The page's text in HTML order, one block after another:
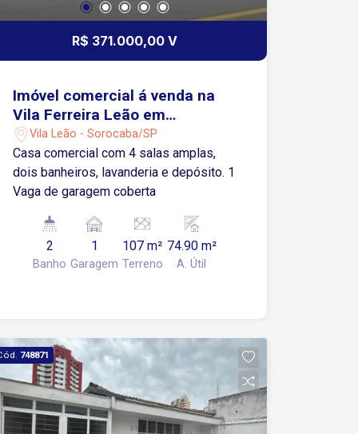
R$ 371.000,00 V
Imóvel comercial á venda na
Vila Ferreira Leão em
Sorocaba-SP
Vila Leão - Sorocaba/SP
Casa comercial com 4 salas amplas,
dois banheiros, lavanderia e depósito. 1
Vaga de garagem coberta
2
Banho
1
Garagem
107 m²
Terreno
74.90 m²
A. Útil
748871